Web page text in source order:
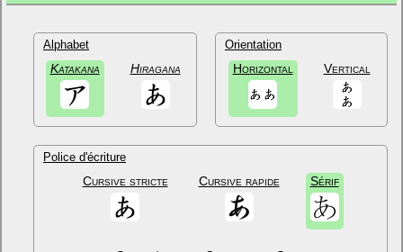
Alphabet
Katakana Hiragana
Orientation
Horizontal Vertical
Police d'écriture
Cursive stricte Cursive rapide Sérif